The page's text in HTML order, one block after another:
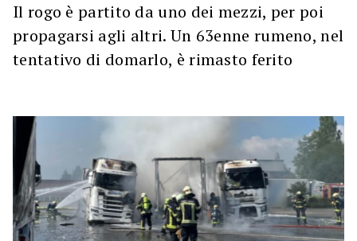
Il rogo è partito da uno dei mezzi, per poi
propagarsi agli altri. Un 63enne rumeno, nel
tentativo di domarlo, è rimasto ferito